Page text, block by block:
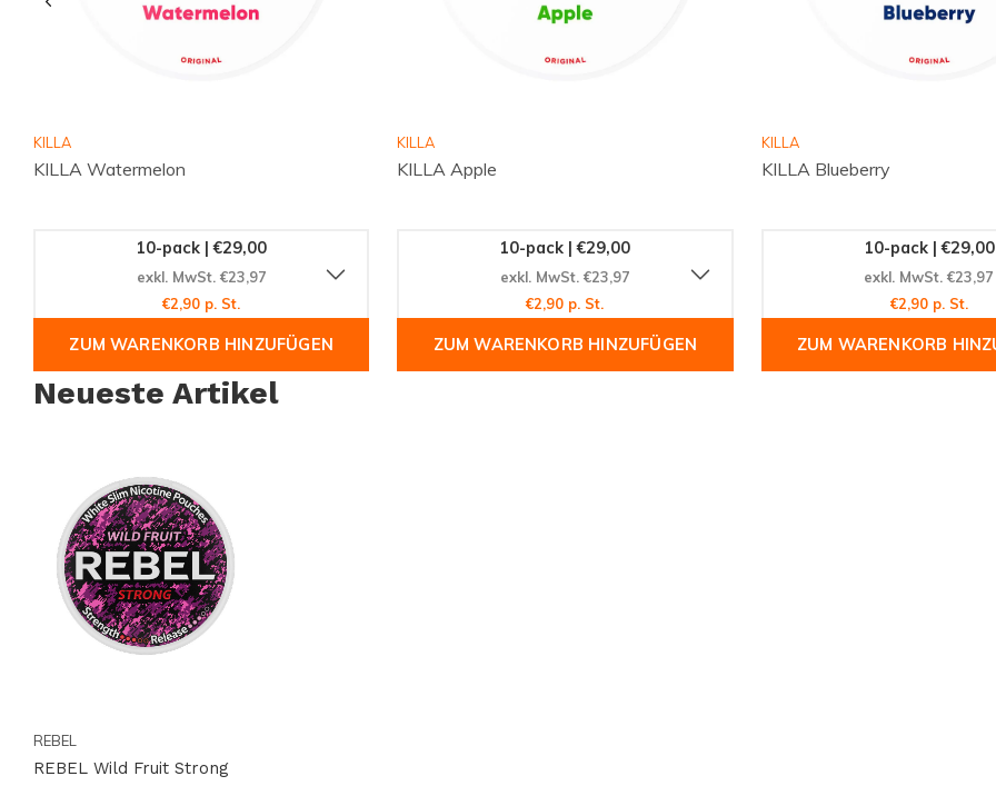
KILLA
KILLA Watermelon
10-pack | €29,00
exkl. MwSt. €23,97
€2,90 p. St.
ZUM WARENKORB HINZUFÜGEN
KILLA
KILLA Apple
10-pack | €29,00
exkl. MwSt. €23,97
€2,90 p. St.
ZUM WARENKORB HINZUFÜGEN
KILLA
KILLA Blueberry
10-pack | €29,00
exkl. MwSt. €23,97
€2,90 p. St.
ZUM WARENKORB
Neueste Artikel
REBEL
REBEL Wild Fruit Strong